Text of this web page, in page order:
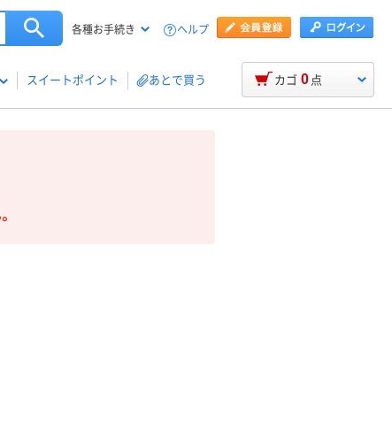
各種お手続き ヘルプ
スイートポイント あとで買う カゴ 0 点